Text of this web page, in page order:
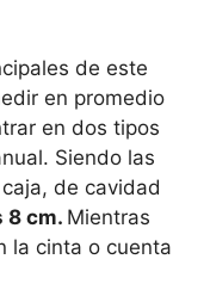
de este
en promedio
en dos tipos
Siendo las
de cavidad
8 cm. Mientras
la cinta o cuenta